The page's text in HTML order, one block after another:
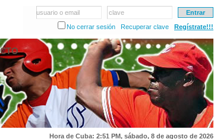
usuario o email
clave
No cerrar sesión
Recuperar clave Regístrate!!!
Hora de Cuba: 2:51 PM, sábado, 8 de agosto de 2026